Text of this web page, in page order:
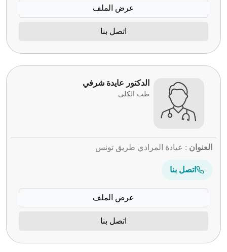
عرض الملف
اتصل بنا
الدكتور عايدة شرفي
طب الكلى
العنوان : عيادة المرادي طريق تونس
اتصل بنا
عرض الملف
اتصل بنا